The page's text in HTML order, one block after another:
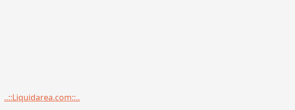
Menu
..::Liquidarea.com::..